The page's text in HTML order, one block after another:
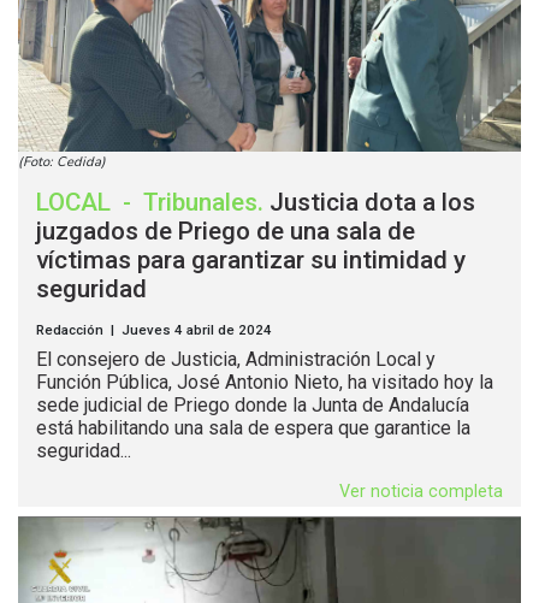
(Foto: Cedida)
LOCAL - Tribunales. Justicia dota a los
juzgados de Priego de una sala de
víctimas para garantizar su intimidad y
seguridad
Redacción | Jueves 4 abril de 2024
El consejero de Justicia, Administración Local y
Función Pública, José Antonio Nieto, ha visitado hoy la
sede judicial de Priego donde la Junta de Andalucía
está habilitando una sala de espera que garantice la
seguridad...
Ver noticia completa